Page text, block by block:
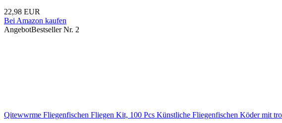
22,98 EUR
Bei Amazon kaufen
AngebotBestseller Nr. 2
Qitewwrme Fliegenfischen Fliegen Kit, 100 Pcs Künstliche Fliegenfischen Köder mit